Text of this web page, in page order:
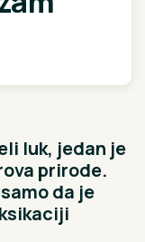
luk, jedan je
prirode.
da je